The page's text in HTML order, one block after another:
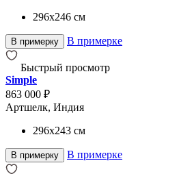
296x246 см
В примерку В примерке
Быстрый просмотр
Simple
863 000 ₽
Артшелк, Индия
296x243 см
В примерку В примерке